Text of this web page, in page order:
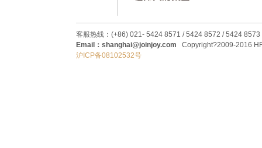
客服热线：(+86) 021- 5424 8571 / 5424 8572 / 5424 8573
Email：shanghai@joinjoy.com Copyright?2009-2016
沪ICP备08102532号